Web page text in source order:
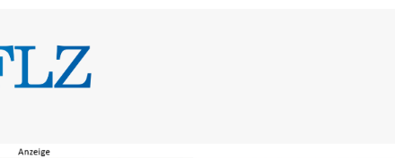
Auto ausgebrannt: